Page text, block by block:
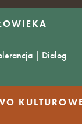
| Dialog